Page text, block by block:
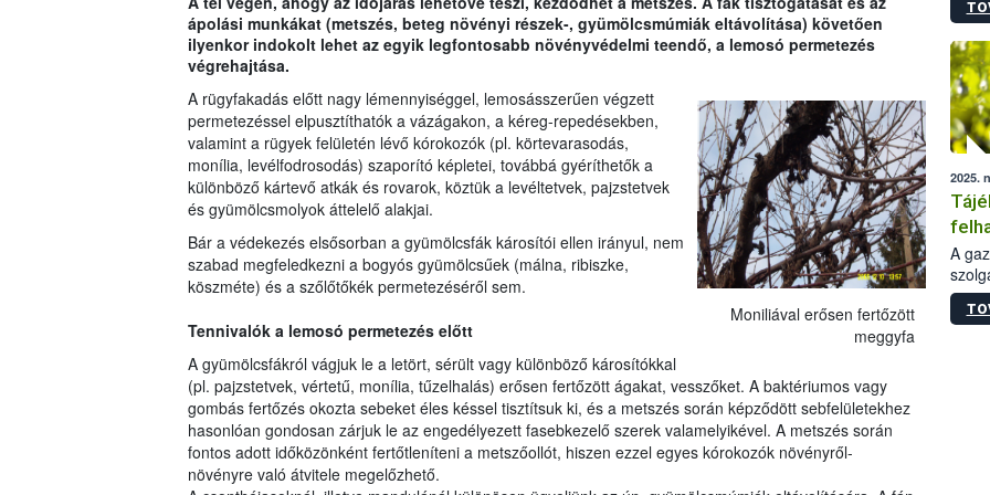
ápolási munkákat (metszés, beteg növényi részek-, gyümölcsmúmiák eltávolítása) követően
ilyenkor indokolt lehet az egyik legfontosabb növényvédelmi teendő, a lemosó permetezés
végrehajtása.
Moniliával erősen fertőzött
meggyfa
A rügyfakadás előtt nagy lémennyiséggel, lemosásszerűen végzett
permetezéssel elpusztíthatók a vázágakon, a kéreg-repedésekben,
valamint a rügyek felületén lévő kórokozók (pl. körtevarasodás,
monília, levélfodrosodás) szaporító képletei, továbbá gyéríthetők a
különböző kártevő atkák és rovarok, köztük a levéltetvek, pajzstetvek
és gyümölcsmolyok áttelelő alakjai.
Bár a védekezés elsősorban a gyümölcsfák károsítói ellen irányul, nem
szabad megfeledkezni a bogyós gyümölcsűek (málna, ribiszke,
köszméte) és a szőlőtőkék permetezéséről sem.
Tennivalók a lemosó permetezés előtt
A gyümölcsfákról vágjuk le a letört, sérült vagy különböző károsítókkal
(pl. pajzstetvek, vértetű, monília, tűzelhalás) erősen fertőzött ágakat, vesszőket. A baktériumos vagy
gombás fertőzés okozta sebeket éles késsel tisztítsuk ki, és a metszés során képződött sebfelületekhez
hasonlóan gondosan zárjuk le az engedélyezett fasebkezelő szerek valamelyikével. A metszés során
fontos adott időközönként fertőtleníteni a metszőollót, hiszen ezzel egyes kórokozók növényről-
növényre való átvitele megelőzhető.
kis
2025.
A
nem